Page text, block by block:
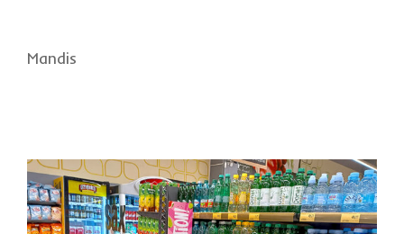
Mandis